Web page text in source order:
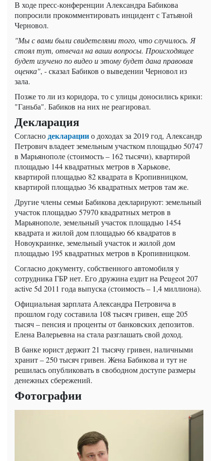
В ходе пресс-конференции Александра Бабикова
попросили прокомментировать инцидент с Татьяной
Черновол.
"Мы с вами были свидетелями того, что случилось. Я
стоял тут, отвечал на ваши вопросы. Происходящее
будет изучено по видео и этому будет дана правовая
оценка", - сказал Бабиков о выведении Черновол из
зала.
Позже то ли из коридора, то с улицы доносились крики:
"Ганьба". Бабиков на них не реагировал.
Декларация
Согласно декларациио доходах за 2019 год, Александр
Петрович владеет земельным участком площадью 50747
в Марьянополе (стоимость – 162 тысячи), квартирой
площадью 144 квадратных метров в Харькове,
квартирой площадью 82 квадрата в Кропивницком,
квартирой площадью 36 квадратных метров там же.
Другие члены семьи Бабикова декларируют: земельный
участок площадью 57970 квадратных метров в
Марьянополе, земельный участок площадью 1454
квадрата и жилой дом площадью 66 квадратов в
Новоукраинке, земельный участок и жилой дом
площадью 195 квадратных метров в Кропивницком.
Согласно документу, собственного автомобиля у
сотрудника ГБР нет. Его дружина ездит на Peugeot 207
active 5d 2011 года выпуска (стоимость – 1,4 миллиона).
Официальная зарплата Александра Петровича в
прошлом году составила 108 тысяч гривен, еще 205
тысяч – пенсия и проценты от банковских депозитов.
Елена Валерьевна на стала разглашать свой доход.
В банке юрист держит 21 тысячу гривен, наличными
хранит – 250 тысяч гривен. Жена Бабикова и тут не
решилась опубликовать в свободном доступе размеры
денежных сбережений.
Фотографии